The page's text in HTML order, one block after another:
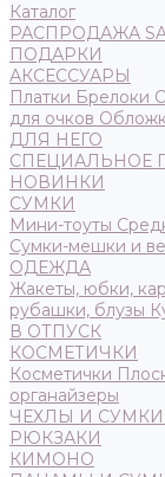
Каталог
РАСПРОДАЖА
ПОДАРКИ
АКСЕССУАРЫ
Платки Брелоки
для очков
ДЛЯ НЕГО
СПЕЦИАЛЬНОЕ
НОВИНКИ
СУМКИ
Мини-тоуты
Сумки-мешки и
ОДЕЖДА
Жакеты, юбки,
рубашки, блузы
В ОТПУСК
КОСМЕТИЧКИ
Косметички
органайзеры
ЧЕХЛЫ И
РЮКЗАКИ
КИМОНО